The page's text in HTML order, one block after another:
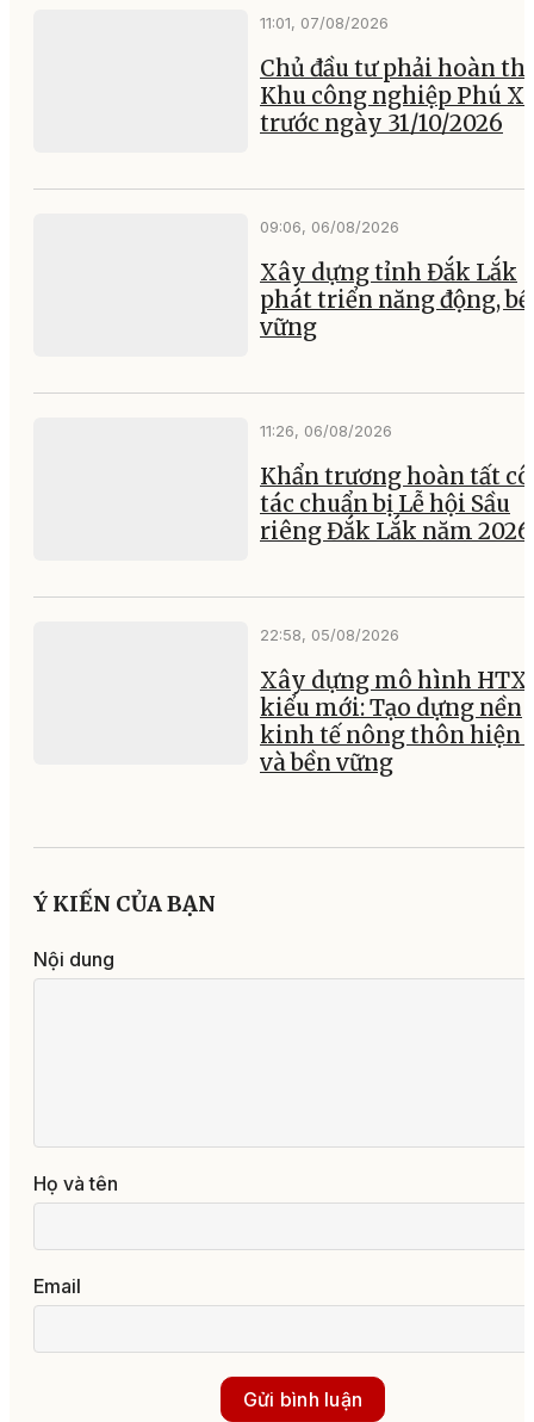
11:01, 07/08/2026
Chủ đầu tư phải hoàn
Khu công nghiệp Phú
trước ngày 31/10/2026
09:06, 06/08/2026
Xây dựng tỉnh Đắk Lắk
phát triển năng động,
vững
11:26, 06/08/2026
Khẩn trương hoàn tất
tác chuẩn bị Lễ hội Sầu
riêng Đắk Lắk năm 2026
22:58, 05/08/2026
Xây dựng mô hình HTX
kiểu mới: Tạo dựng nền
kinh tế nông thôn hiện
và bền vững
Ý KIẾN CỦA BẠN
Nội dung
Họ và tên
Email
Gửi bình luận